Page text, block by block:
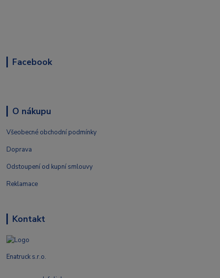
Facebook
O nákupu
Všeobecné obchodní podmínky
Doprava
Odstoupení od kupní smlouvy
Reklamace
Kontakt
Enatruck s.r.o.